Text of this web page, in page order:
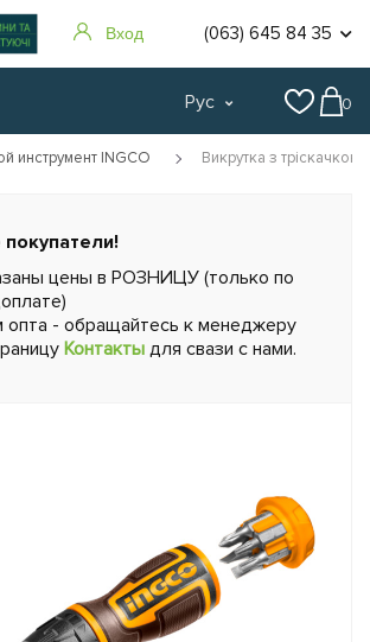
Вход (063) 645 84 35
Рус 0
инструмент INGCO Викрутка з тріскачкою
цены в РОЗНИЦУ (только по
опта - обращайтесь к менеджеру
Контакты для свази с нами.